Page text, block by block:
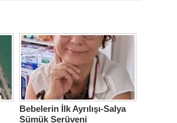
Bebelerin İlk Ayrılışı-Salya
Sümük Serüveni